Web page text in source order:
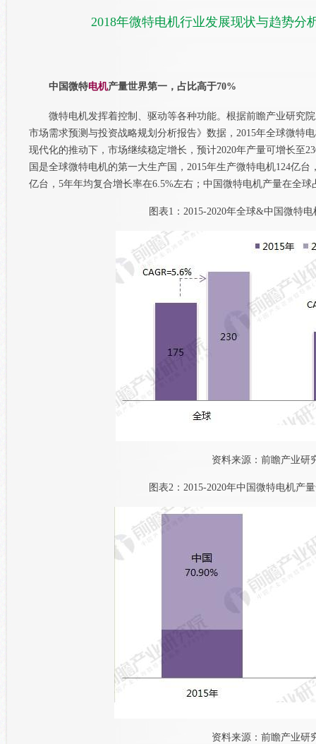
2018年微特电机行业发展现状与趋势分
中国微特电机产量世界第一，占比高于70%
微特电机发挥着控制、驱动等各种功能。根据前瞻产业研究
市场需求预测与投资战略规划分析报告》数据，2015年全球微特
现代化的推动下，市场继续稳定增长，预计2020年产量可增长至
国是全球微特电机的第一大生产国，2015年生产微特电机124亿
亿台，5年年均复合增长率在6.5%左右；中国微特电机产量在全球
图表1：2015-2020年全球&中国微特
资料来源：前瞻产业研
图表2：2015-2020年中国微特电机产
资料来源：前瞻产业研